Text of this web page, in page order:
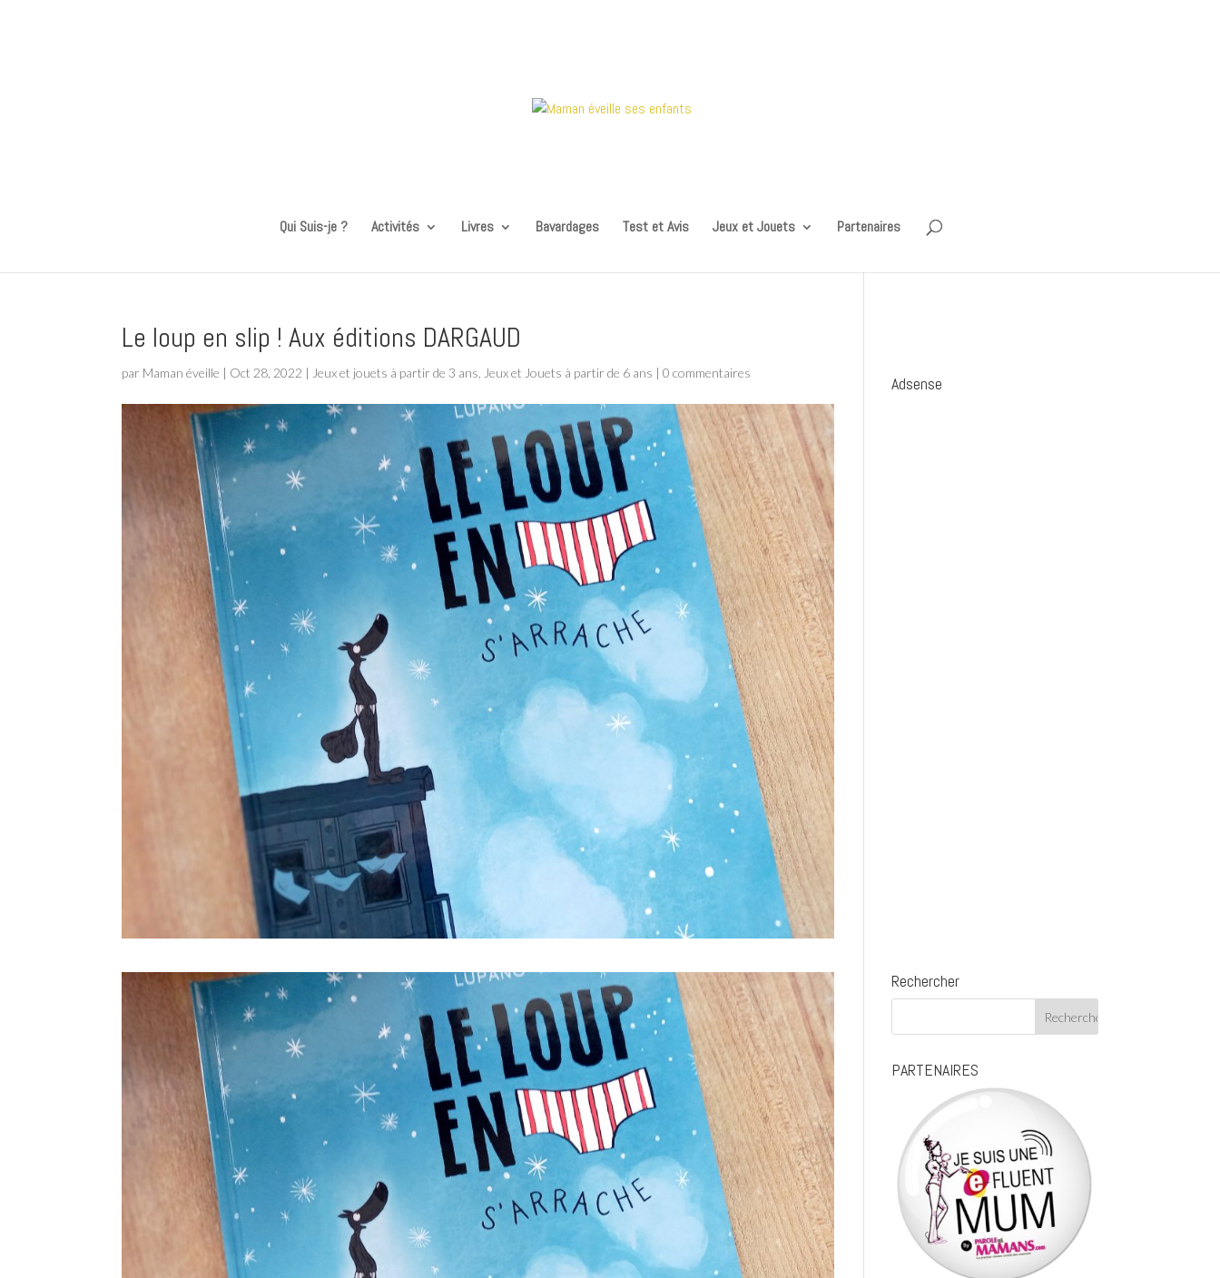
Qui Suis-je ? Activités Livres Bavardages Test et Avis Jeux et Jouets Partenaires
Le loup en slip ! Aux éditions DARGAUD
par Maman éveille | Oct 28, 2022 | Jeux et jouets à partir de 3 ans Jeux et Jouets à partir de 6 ans |0 commentaires
Adsense
Rechercher
PARTENAIRES